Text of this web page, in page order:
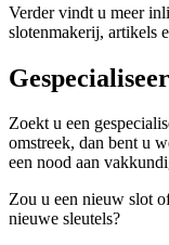
Verder vindt u meer
slotenmakerij, artikels
Zoekt u een
omstreek, dan bent u
een nood aan
Zou u een nieuw slot
nieuwe sleutels?